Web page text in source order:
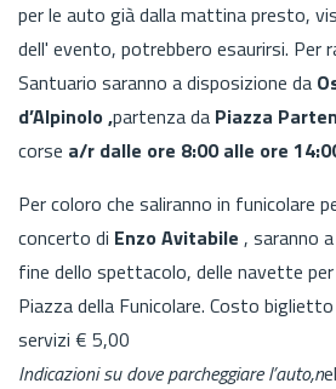
per le auto già dalla mattina presto,
dell' evento, potrebbero esaurirsi. Per
Santuario saranno a disposizione da
d’Alpinolo ,partenza da Piazza
corse a/r dalle ore 8:00 alle ore
Per coloro che saliranno in funicolare
concerto di Enzo Avitabile , saranno
fine dello spettacolo, delle navette
Piazza della Funicolare. Costo
servizi € 5,00
Indicazioni su dove parcheggiare l’auto,n